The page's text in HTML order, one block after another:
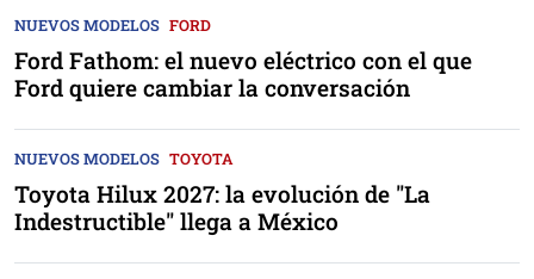
NUEVOS MODELOS FORD
Ford Fathom: el nuevo eléctrico con el que
Ford quiere cambiar la conversación
NUEVOS MODELOS TOYOTA
Toyota Hilux 2027: la evolución de "La
Indestructible" llega a México